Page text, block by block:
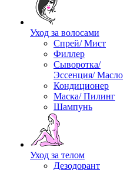
Уход за волосами
Спрей/ Мист
Филлер
Сыворотка/
Эссенция/ Масло
Кондиционер
Маска/ Пилинг
Шампунь
Уход за телом
Дезодорант